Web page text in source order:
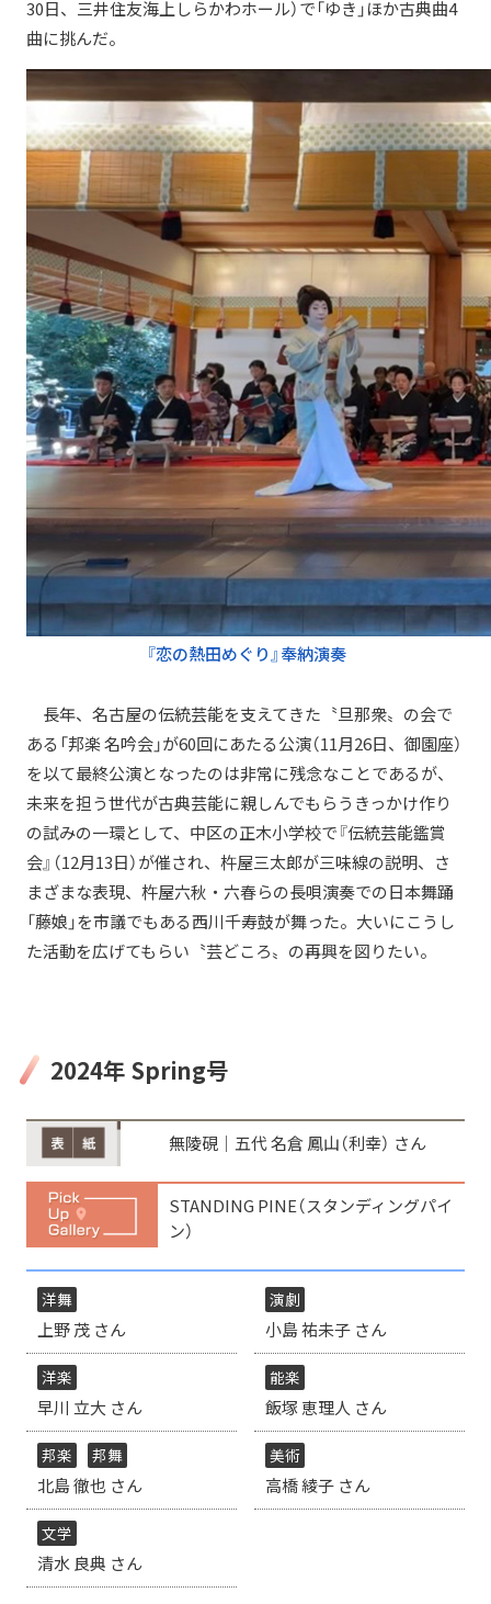
30日、三井住友海上しらかわホール）で「ゆき」ほか古典曲4
曲に挑んだ。
『恋の熱田めぐり』奉納演奏
長年、名古屋の伝統芸能を支えてきた〝旦那衆〟の会で
ある「邦楽 名吟会」が60回にあたる公演（11月26日、御園座）
を以て最終公演となったのは非常に残念なことであるが、
未来を担う世代が古典芸能に親しんでもらうきっかけ作り
の試みの一環として、中区の正木小学校で『伝統芸能鑑賞
会』（12月13日）が催され、杵屋三太郎が三味線の説明、さ
まざまな表現、杵屋六秋・六春らの長唄演奏での日本舞踊
「藤娘」を市議でもある西川千寿鼓が舞った。大いにこうし
た活動を広げてもらい〝芸どころ〟の再興を図りたい。
2024年 Spring号
無陵硯│五代 名倉 鳳山（利幸） さん
STANDING PINE（スタンディングパイ
ン）
洋舞
上野 茂 さん
演劇
小島 祐未子 さん
洋楽
早川 立大 さん
能楽
飯塚 恵理人 さん
邦楽 邦舞
北島 徹也 さん
美術
高橋 綾子 さん
文学
清水 良典 さん